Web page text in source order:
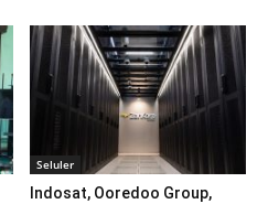
Seluler
Indosat, Ooredoo Group,